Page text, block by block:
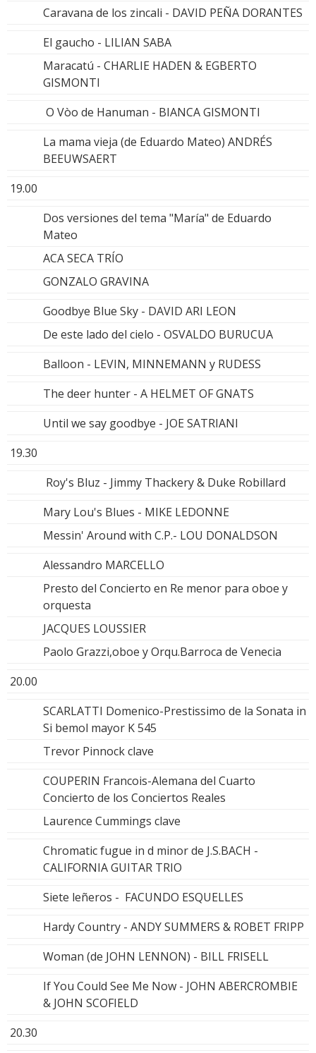
Caravana de los zincali - DAVID PEÑA DORANTES
El gaucho - LILIAN SABA
Maracatú - CHARLIE HADEN & EGBERTO
GISMONTI
O Vòo de Hanuman - BIANCA GISMONTI
La mama vieja (de Eduardo Mateo) ANDRÉS
BEEUWSAERT
19.00
Dos versiones del tema "María" de Eduardo
Mateo
ACA SECA TRÍO
GONZALO GRAVINA
Goodbye Blue Sky - DAVID ARI LEON
De este lado del cielo - OSVALDO BURUCUA
Balloon - LEVIN, MINNEMANN y RUDESS
The deer hunter - A HELMET OF GNATS
Until we say goodbye - JOE SATRIANI
19.30
Roy's Bluz - Jimmy Thackery & Duke Robillard
Mary Lou's Blues - MIKE LEDONNE
Messin' Around with C.P.- LOU DONALDSON
Alessandro MARCELLO
Presto del Concierto en Re menor para oboe y
orquesta
JACQUES LOUSSIER
Paolo Grazzi,oboe y Orqu.Barroca de Venecia
20.00
SCARLATTI Domenico-Prestissimo de la Sonata in
Si bemol mayor K 545
Trevor Pinnock clave
COUPERIN Francois-Alemana del Cuarto
Concierto de los Conciertos Reales
Laurence Cummings clave
Chromatic fugue in d minor de J.S.BACH -
CALIFORNIA GUITAR TRIO
Siete leñeros - FACUNDO ESQUELLES
Hardy Country - ANDY SUMMERS & ROBET FRIPP
Woman (de JOHN LENNON) - BILL FRISELL
If You Could See Me Now - JOHN ABERCROMBIE
& JOHN SCOFIELD
20.30